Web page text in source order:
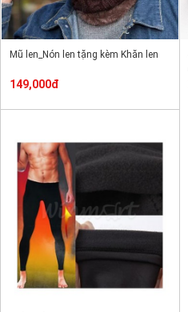
Mũ len_Nón len tặng kèm Khăn len
149,000đ